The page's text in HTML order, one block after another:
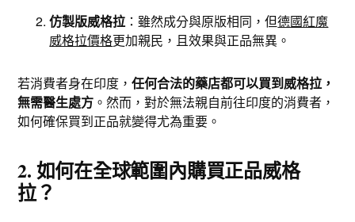
仿製版威格拉 ：雖然成分與原版相同，但德國紅魔
威格拉價格更加親民，且效果與正品無異。
若消費者身在印度，任何合法的藥店都可以買到威格拉，
無需醫生處方 。然而，對於無法親自前往印度的消費者，
如何確保買到正品就變得尤為重要。
2. 如何在全球範圍內購買正品威格
拉？